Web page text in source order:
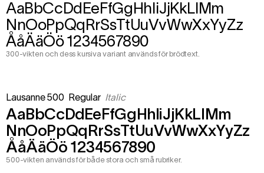
AaBbCcDdEeFfGgHhIiJjKkLlMm
NnOoPpQqRrSsTtUuVvWwXxYyZz
ÅåÄäÖö 1234567890
300-vikten och dess kursiva variant används för brödtext.
Lausanne 500 Regular Italic
AaBbCcDdEeFfGgHhIiJjKkLlMm
NnOoPpQqRrSsTtUuVvWwXxYyZz
ÅåÄäÖö 1234567890
500-vikten används för både stora och små rubriker.